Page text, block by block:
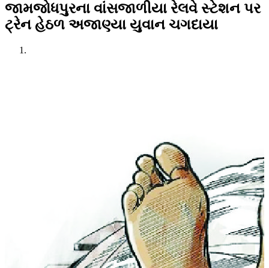
જામજોધપુરના વાંસજાળીયા રેલવે સ્ટેશન પર
ટ્રેન હેઠળ અજાણ્યા યુવાન ચગદાયા